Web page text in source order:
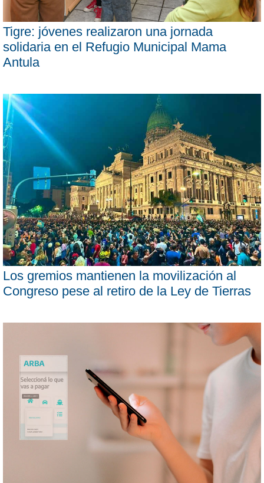
Tigre: jóvenes realizaron una jornada
solidaria en el Refugio Municipal Mama
Antula
Los gremios mantienen la movilización al
Congreso pese al retiro de la Ley de Tierras